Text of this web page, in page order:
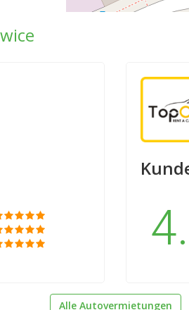
Alle Autovermietungen